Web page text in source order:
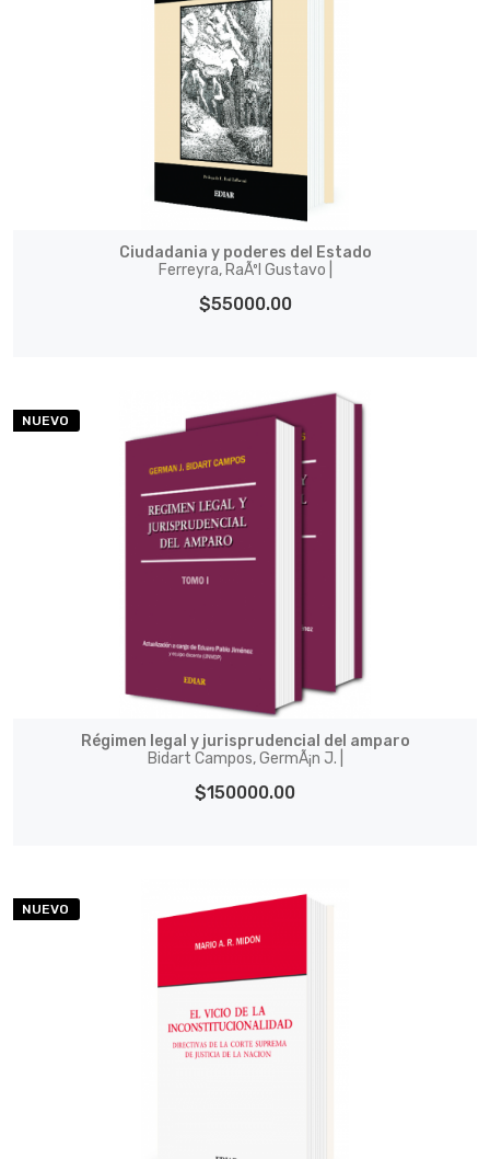
Ciudadania y poderes del Estado
Ferreyra, RaÃºl Gustavo |
$55000.00
NUEVO
Régimen legal y jurisprudencial del amparo
Bidart Campos, GermÃ¡n J. |
$150000.00
NUEVO